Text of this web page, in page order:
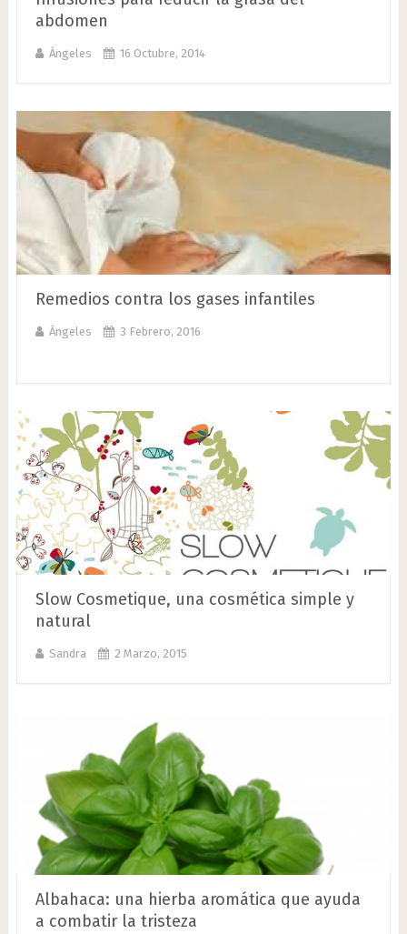
abdomen
Ángeles 16 Octubre, 2014
Remedios contra los gases infantiles
Ángeles 3 Febrero, 2016
Slow Cosmetique, una cosmética simple y
natural
Sandra 2 Marzo, 2015
Albahaca: una hierba aromática que ayuda
a combatir la tristeza